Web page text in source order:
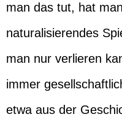
man das tut, hat
naturalisierendes
man nur verlieren
immer
etwa aus der